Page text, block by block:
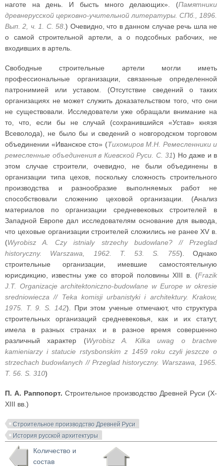
наготе на день. И бысть много делающих». (Памятники
древнерусской церковно-учительной литературы. СПб., 1896.
Вып. 2, ч. 1. С. 58 .) Очевидно, что в данном случае речь шла не
о самой строительной артели, а о подсобных рабочих, не
входивших в артель.
Свободные строительные артели могли иметь
профессиональные организации, связанные определенной
патронимией или уставом. (Отсутствие сведений о таких
организациях не может служить доказательством того, что они
не существовали. Исследователи уже обращали внимание на
то, что, если бы не случай (сохранившийся «Устав» князя
Всеволода), не было бы и сведений о новгородском торговом
объединении «Иванское сто» (Тихомиров М.Н. Ремесленники и
ремесленные объединения в Киевской Руси. С. 31) Но даже и в
этом случае строители, очевидно, не были объединены в
организации типа цехов, поскольку сложность строительного
производства и разнообразие выполняемых работ не
способствовали сложению цеховой организации. (Анализ
материалов по организации средневековых строителей в
Западной Европе дал исследователям основание для вывода,
что цеховые организации строителей сложились не ранее XV в.
(Wyrobisz A. Czy istnialy strzechy budowlane? // Przeglad
historyczny. Warszawa, 1962. T. 53. S. 755). Однако
строительные организации, имевшие самостоятельную
юрисдикцию, известны уже со второй половины XIII в. (Frazik
J.T. Organizacje architektoniczno-budowlane w Europe w okresie
sredniowiecza // Teka komisji urbanistyki i architektury. Krakow,
1975. T. 9. S. 142). При этом ученые отмечают, что структура
строительных организаций средневековья, как и их статут,
имела в разных странах и в разное время совершенно
различный характер (Wyrobisz A. Kilka uwag о bractwe
kamieniarzy i statucie rstysbonskim z 1459 roku czyli jeszcze о
strzechach budowlanych // Przeglad historyczny. Warszawa, 1965.
T. 56. S. 310)
П. А. Раппопорт. Строительное производство Древней Руси (X-
XIII вв.)
Строительное производство Древней Руси
История русской архитектуры
Количество и
состав